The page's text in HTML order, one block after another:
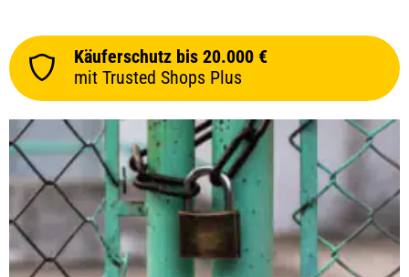
Käuferschutz bis 20.000 €
mit Trusted Shops Plus